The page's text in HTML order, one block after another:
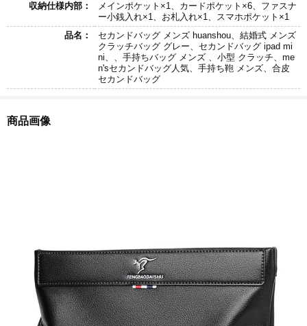
収納仕様内部：
メインポケット×1、カードポケット×6、ファスナ
ー小銭入れ×1、お札入れ×1、スマホポケット×1
品名：
セカンドバッグ メンズ huanshou、結婚式 メンズ
クラッチバッグ グレー、セカンドバッグ ipad mi
ni、、手持ちバッグ メンズ 、小型 クラッチ、me
n'sセカンドバッグ人気、手持ち鞄 メンズ、合皮
セカンドバッグ
商品画像